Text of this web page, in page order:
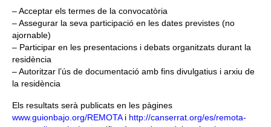
–Acceptar els termes de la convocatòria
– Assegurar la seva participació en les dates previstes (no
ajornable)
– Participar en les presentacions i debats organitzats durant la
residència
– Autoritzar l’ús de documentació amb fins divulgatius i arxiu de
la residència
Els resultats serà publicats en les pàgines
www.guionbajo.org/REMOTAi http://canserrat.org/es/remota-